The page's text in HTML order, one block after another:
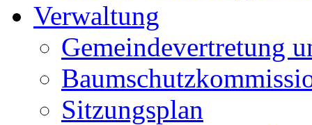
Verwaltung
Gemeindevertretung
Sitzungsplan